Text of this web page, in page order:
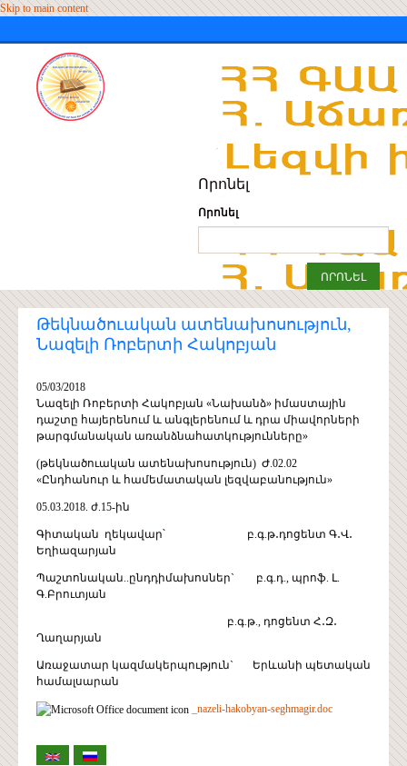
Skip to main content
Որոնել
Որոնել
Թեկնածուական ատենախոսություն,
Նազելի Ռոբերտի Հակոբյան
05/03/2018
Նազելի Ռոբերտի Հակոբյան «Նախանձ» իմաստային
դաշտը հայերենում և անգլերենում և դրա միավորների
թարգմանական առանձնահատկությունները»
(թեկնածուական ատենախոսություն) Ժ.02.02
«Ընդհանուր և համեմատական լեզվաբանություն»
05.03.2018. ժ.15-ին
Գիտական ղեկավար՝ բ.գ.թ․դոցենտ Գ․Վ․
Եղիազարյան
Պաշտոնական..ընդդիմախոսներ` բ.գ.դ., պրոֆ. Լ.
Գ.Բրուտյան
բ.գ.թ., դոցենտ Հ․Զ․
Ղաղարյան
Առաջատար կազմակերպություն` Երևանի պետական
համալսարան
_nazeli-hakobyan-seghmagir.doc